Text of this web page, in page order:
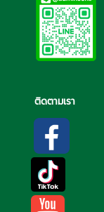
ติดตามเรา